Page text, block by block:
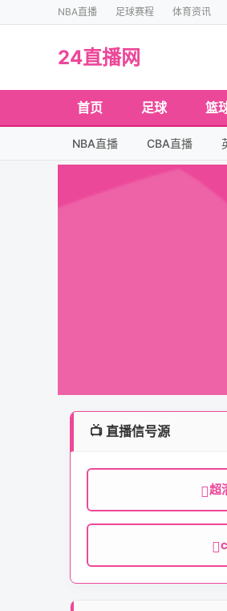
NBA直播 足球赛程 体育资讯
24直播网
首页 足球 篮
NBA直播 CBA直播
📺 直播信号源
超